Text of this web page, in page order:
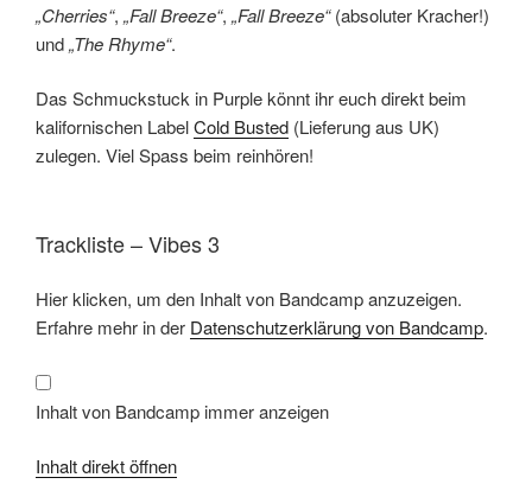
„Cherries“, „Fall Breeze“, „Fall Breeze“(absoluter Kracher!)
und„The Rhyme“.
Das Schmuckstuck in Purple könnt ihr euch direkt beim
kalifornischen LabelCold Busted (Lieferung aus UK)
zulegen. Viel Spass beim reinhören!
Trackliste – Vibes 3
Inhalt
von
Bandcamp
anzeigen
Hier klicken, um den Inhalt von Bandcamp anzuzeigen.
Erfahre mehr in der Datenschutzerklärung von Bandcamp.
Inhalt von Bandcamp immer anzeigen
Inhalt direkt öffnen